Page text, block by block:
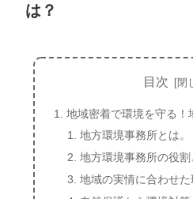
は？
目次
地域密着で環境を守る！
地方環境事務所とは。
地方環境事務所の役割
地域の実情に合わせた